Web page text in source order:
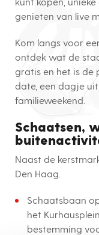
genieten van live
Kom langs voor
ontdek wat de
gratis en het is de
date, een dagje
familieweekend.
Schaatsen,
Naast de
Den Haag.
Schaatsbaan
het
bestemming